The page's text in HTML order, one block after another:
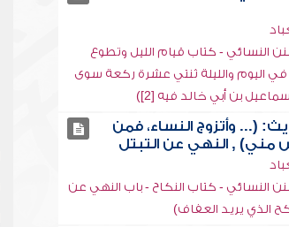
- كتاب قيام الليل وتطوع
اليوم والليلة ثنتي عشرة ركعة سوى
بن أبي خالد فيه [2])
(... وأتزوج النساء، فمن
, النهي عن التبتل
- كتاب النكاح - باب النهي عن
الذي يريد العفاف)